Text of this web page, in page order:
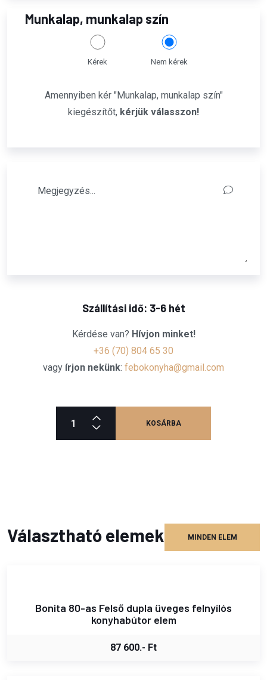
Munkalap, munkalap szín
Kérek Nem kérek
Amennyiben kér "Munkalap, munkalap szín"
kiegészítőt, kérjük válasszon!
Szállítási idő: 3-6 hét
Kérdése van? Hívjon minket!
+36 (70) 804 65 30
vagy írjon nekünk: febokonyha@gmail.com
KOSÁRBA
Választható elemek MINDEN ELEM
Bonita 80-as Felső dupla üveges felnyílós
konyhabútor elem
87 600.- Ft